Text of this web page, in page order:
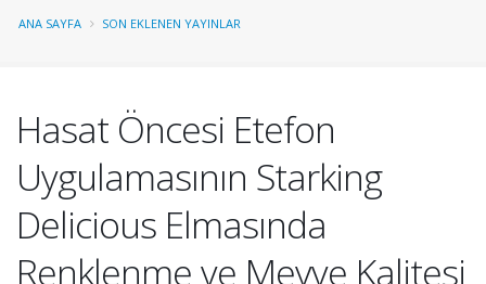
ANA SAYFA SON EKLENEN YAYINLAR
Hasat Öncesi Etefon
Uygulamasının Starking
Delicious Elmasında
Renklenme ve Meyve Kalitesi